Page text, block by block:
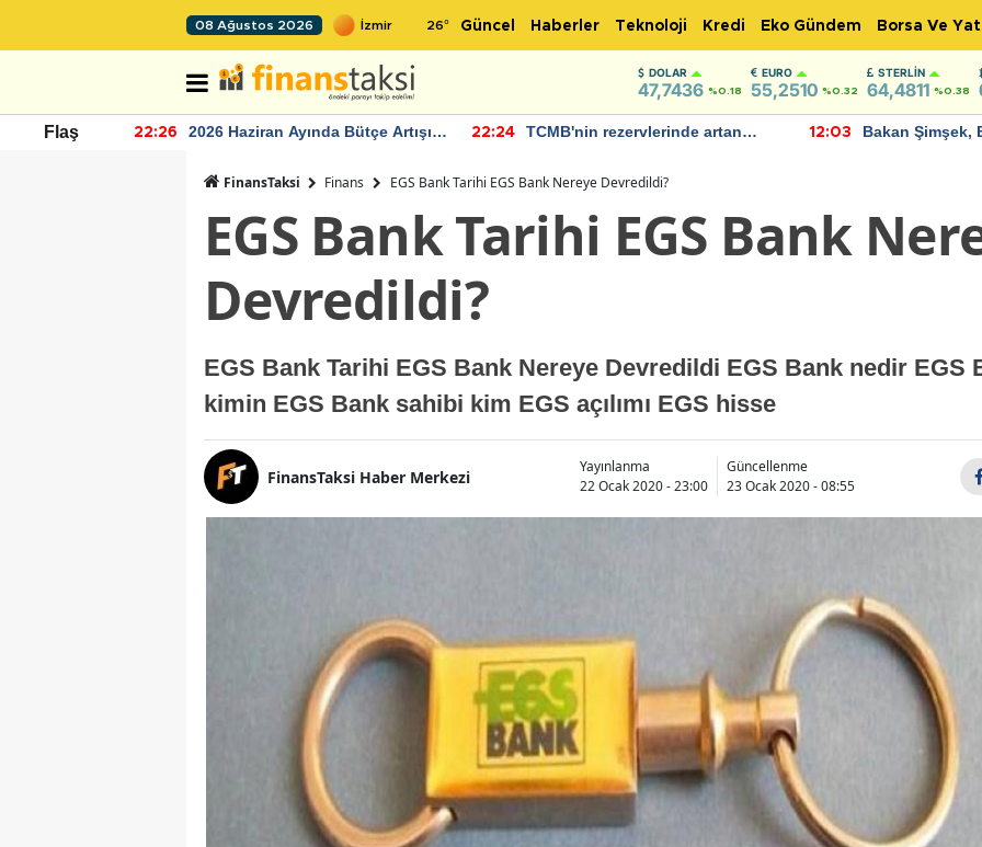
08 Ağustos 2026 26° Güncel Haberler Teknoloji Kredi Eko Gündem Borsa Ve
DOLAR
47,7436 %0.18
EURO
55,2510 %0.32
STERLIN
64,4811 %0.38
Flaş 22:26
2026 Haziran Ayında Bütçe Artışı
22:24
TCMB'nin rezervlerinde artan
12:03
Bakan Şimşek,
FinansTaksi Finans EGS Bank Tarihi EGS Bank Nereye Devredildi?
EGS Bank Tarihi EGS Bank
Devredildi?
EGS Bank Tarihi EGS Bank Nereye Devredildi EGS Bank nedir EGS
kimin EGS Bank sahibi kim EGS açılımı EGS hisse
FinansTaksi Haber Merkezi
Yayınlanma
22 Ocak 2020 - 23:00
Güncellenme
23 Ocak 2020 - 08:55